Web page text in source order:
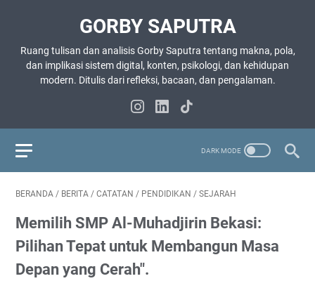
GORBY SAPUTRA
Ruang tulisan dan analisis Gorby Saputra tentang makna, pola,
dan implikasi sistem digital, konten, psikologi, dan kehidupan
modern. Ditulis dari refleksi, bacaan, dan pengalaman.
BERANDA / BERITA / CATATAN / PENDIDIKAN / SEJARAH
Memilih SMP Al-Muhadjirin Bekasi:
Pilihan Tepat untuk Membangun Masa
Depan yang Cerah".